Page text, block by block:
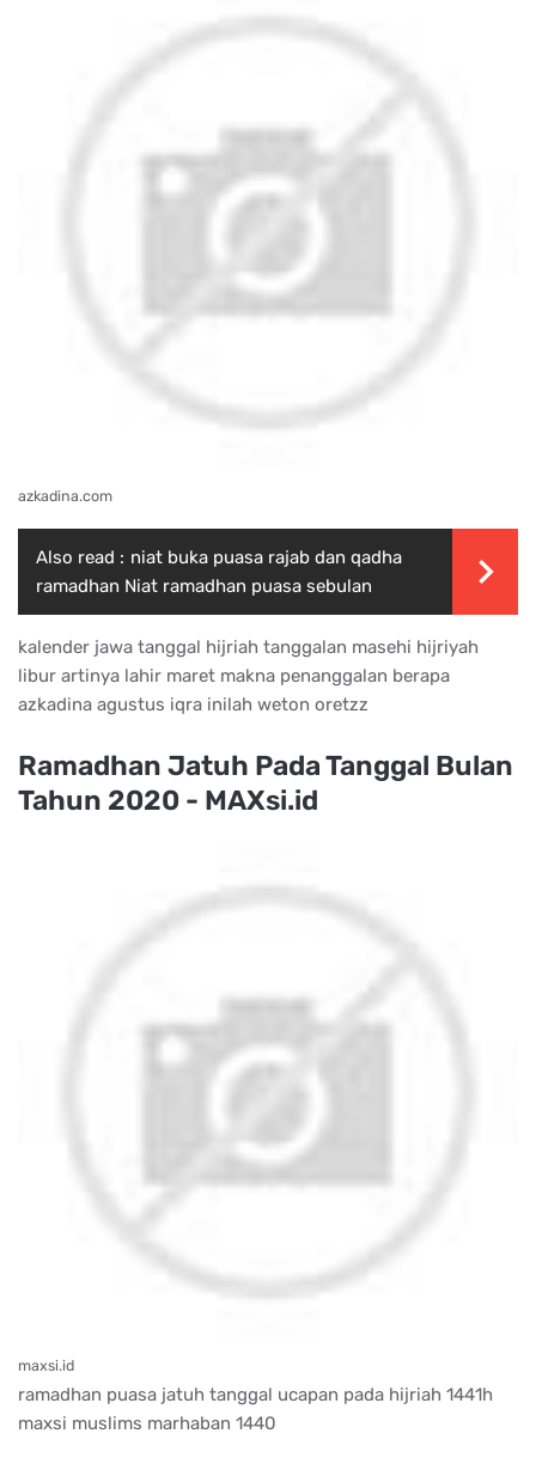
azkadina.com
Also read : niat buka puasa rajab dan qadha
ramadhan Niat ramadhan puasa sebulan
kalender jawa tanggal hijriah tanggalan masehi hijriyah
libur artinya lahir maret makna penanggalan berapa
azkadina agustus iqra inilah weton oretzz
Ramadhan Jatuh Pada Tanggal Bulan
Tahun 2020 - MAXsi.id
maxsi.id
ramadhan puasa jatuh tanggal ucapan pada hijriah 1441h
maxsi muslims marhaban 1440